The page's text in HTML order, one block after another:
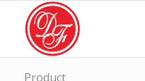
Product